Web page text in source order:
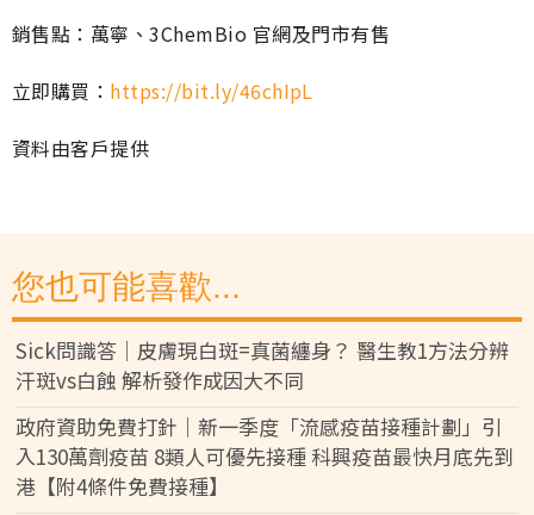
銷售點：萬寧、3ChemBio 官網及門市有售
立即購買： https://bit.ly/46chIpL
資料由客戶提供
您也可能喜歡...
Sick問識答｜皮膚現白斑=真菌纏身？ 醫生教1方法分辨
汗斑vs白蝕 解析發作成因大不同
政府資助免費打針｜新一季度「流感疫苗接種計劃」引
入130萬劑疫苗 8類人可優先接種 科興疫苗最快月底先到
港【附4條件免費接種】